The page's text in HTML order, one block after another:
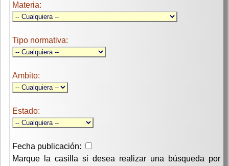
Materia:
Tipo normativa:
Ambito:
Estado:
Fecha publicación:
Marque la casilla si desea realizar una búsqueda por